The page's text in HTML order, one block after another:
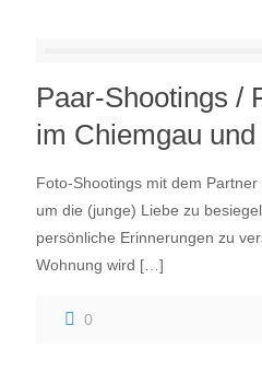
Paar-Shootings /
im Chiemgau und
Foto-Shootings mit dem Partner
um die (junge) Liebe zu
persönliche Erinnerungen zu
Wohnung wird […]
0